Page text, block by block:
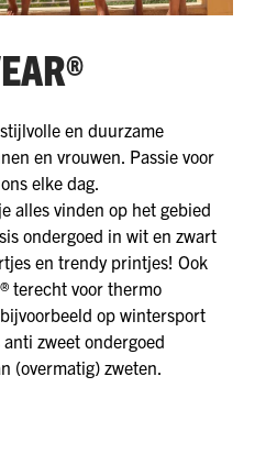
en duurzame
en vrouwen. Passie voor
elke dag.
alles vinden op het gebied
ondergoed in wit en zwart
en trendy printjes! Ook
terecht voor thermo
op wintersport
zweet ondergoed
(overmatig) zweten.